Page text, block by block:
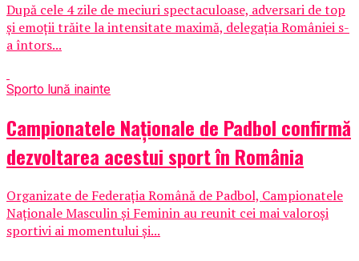
După cele 4 zile de meciuri spectaculoase, adversari de top
și emoții trăite la intensitate maximă, delegația României s-
a întors...
Sporto lună inainte
Campionatele Naționale de Padbol confirmă
dezvoltarea acestui sport în România
Organizate de Federația Română de Padbol, Campionatele
Naționale Masculin și Feminin au reunit cei mai valoroși
sportivi ai momentului și...